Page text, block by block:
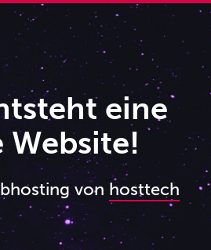
eine
Website!
von hosttech